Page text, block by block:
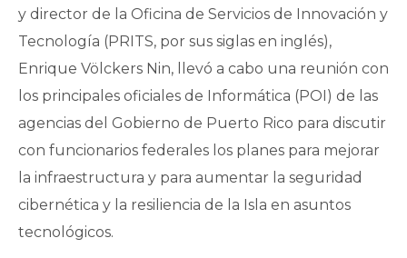
y director de la Oficina de Servicios de Innovación y
Tecnología (PRITS, por sus siglas en inglés),
Enrique Völckers Nin, llevó a cabo una reunión con
los principales oficiales de Informática (POI) de las
agencias del Gobierno de Puerto Rico para discutir
con funcionarios federales los planes para mejorar
la infraestructura y para aumentar la seguridad
cibernética y la resiliencia de la Isla en asuntos
tecnológicos.